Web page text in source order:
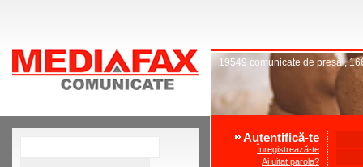
19549 comunicate de presă,
Autentifică-te
Înregistrează-te
Ai uitat parola?